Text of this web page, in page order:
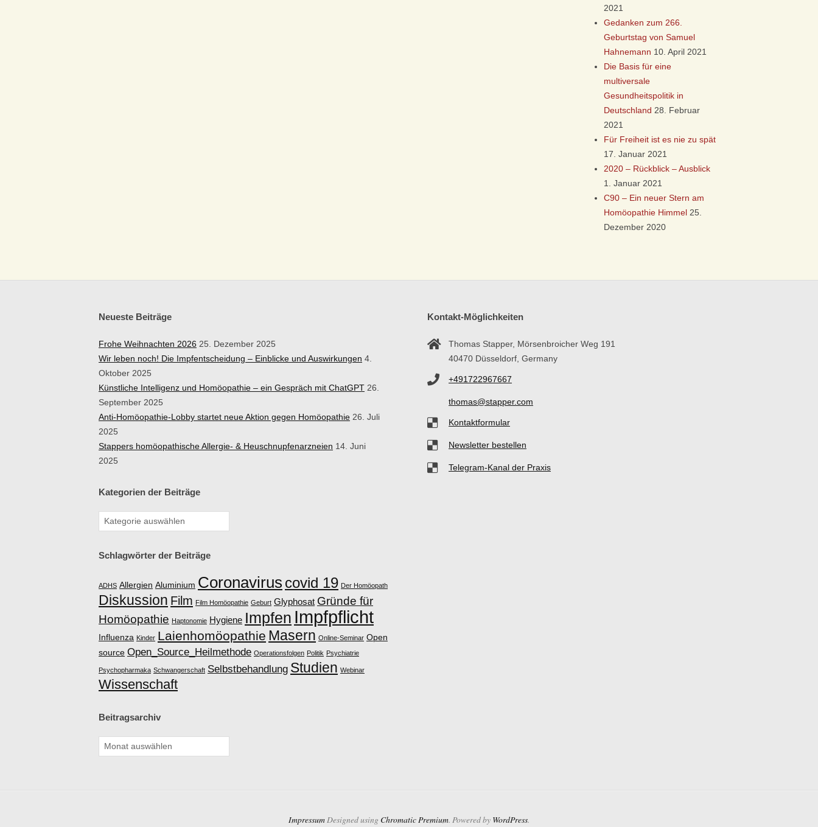
2021
Gedanken zum 266.
Geburtstag von Samuel
Hahnemann 10. April 2021
Die Basis für eine
multiversale
Gesundheitspolitik in
Deutschland 28. Februar
2021
Für Freiheit ist es nie zu spät
17. Januar 2021
2020 – Rückblick – Ausblick
1. Januar 2021
C90 – Ein neuer Stern am
Homöopathie Himmel 25.
Dezember 2020
Neueste Beiträge
Frohe Weihnachten 2026 25. Dezember 2025
Wir leben noch! Die Impfentscheidung – Einblicke und Auswirkungen 4.
Oktober 2025
Künstliche Intelligenz und Homöopathie – ein Gespräch mit ChatGPT 26.
September 2025
Anti-Homöopathie-Lobby startet neue Aktion gegen Homöopathie 26. Juli
2025
Stappers homöopathische Allergie- & Heuschnupfenarzneien 14. Juni
2025
Kategorien der Beiträge
Schlagwörter der Beiträge
ADHS Allergien Aluminium Coronavirus covid 19 Der Homöopath
Diskussion Film Film Homöopathie Geburt Glyphosat Gründe für
Homöopathie Haptonomie Hygiene Impfen Impfpflicht
Influenza Kinder Laienhomöopathie Masern Online-Seminar Open
source Open_Source_Heilmethode Operationsfolgen Politik Psychiatrie
Psychopharmaka Schwangerschaft Selbstbehandlung Studien Webinar
Wissenschaft
Beitragsarchiv
Kontakt-Möglichkeiten
Thomas Stapper, Mörsenbroicher Weg 191
40470 Düsseldorf, Germany
+491722967667
thomas@stapper.com
Kontaktformular
Newsletter bestellen
Telegram-Kanal der Praxis
Impressum Designed using Chromatic Premium. Powered by WordPress.